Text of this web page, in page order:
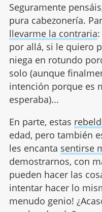
Seguramente
pura cabezonería.
llevarme la contraria
por allá, si le quiero
niega en rotundo
solo (aunque
intención porque es
esperaba)...
En parte, estas
edad, pero también
les encanta sentirse
demostrarnos, con
pueden hacer las
intentar hacer lo
menudo genio!